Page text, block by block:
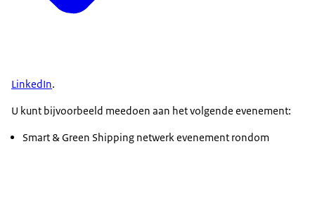
LinkedIn.
U kunt bijvoorbeeld meedoen aan het volgende evenement:
Smart & Green Shipping netwerk evenement rondom